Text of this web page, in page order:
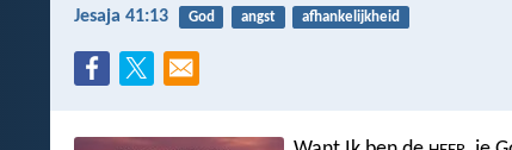
Jesaja 41:13 God angst afhankelijkheid